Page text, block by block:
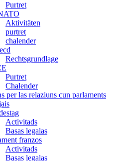
Purtret
Aktivitäten
purtret
chalender
Rechtsgrundlage
Purtret
Chalender
per las relaziuns cun parlaments
Activitads
Basas legalas
franzos
Activitads
Basas legalas